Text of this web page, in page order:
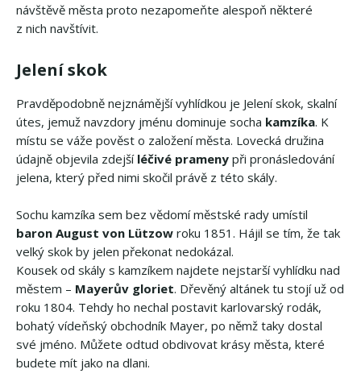
návštěvě města proto nezapomeňte alespoň některé
z nich navštívit.
Jelení skok
Pravděpodobně nejznámější vyhlídkou je Jelení skok, skalní
útes, jemuž navzdory jménu dominuje socha kamzíka. K
místu se váže pověst o založení města. Lovecká družina
údajně objevila zdejší léčivé prameny při pronásledování
jelena, který před nimi skočil právě z této skály.
Sochu kamzíka sem bez vědomí městské rady umístil
baron August von Lützow roku 1851. Hájil se tím, že tak
velký skok by jelen překonat nedokázal.
Kousek od skály s kamzíkem najdete nejstarší vyhlídku nad
městem – Mayerův gloriet. Dřevěný altánek tu stojí už od
roku 1804. Tehdy ho nechal postavit karlovarský rodák,
bohatý vídeňský obchodník Mayer, po němž taky dostal
své jméno. Můžete odtud obdivovat krásy města, které
budete mít jako na dlani.